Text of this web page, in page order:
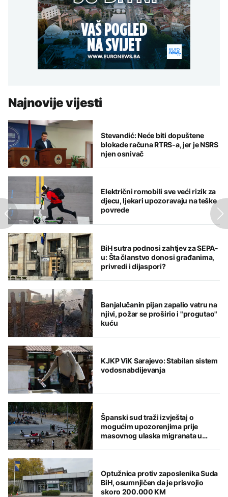
Najnovije vijesti
Stevandić: Neće biti dopuštene
blokade računa RTRS-a, jer je NSRS
njen osnivač
Električni romobili sve veći rizik za
djecu, ljekari upozoravaju na teške
povrede
BiH sutra podnosi zahtjev za SEPA-
u: Šta članstvo donosi građanima,
privredi i dijaspori?
Banjalučanin pijan zapalio vatru na
njivi, požar se proširio i "progutao"
kuću
KJKP ViK Sarajevo: Stabilan sistem
vodosnabdijevanja
Španski sud traži izvještaj o
mogućim upozorenjima prije
masovnog ulaska migranata u
Optužnica protiv zaposlenika Suda
BiH, osumnjičen da je prisvojio
skoro 200.000 KM